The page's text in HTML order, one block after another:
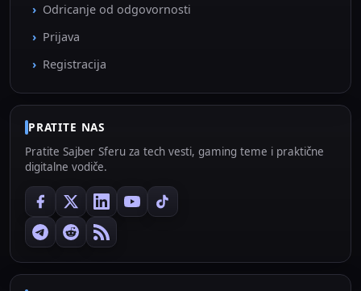
Odricanje od odgovornosti
Prijava
Registracija
PRATITE NAS
Pratite Sajber Sferu za tech vesti, gaming teme i praktične
digitalne vodiče.